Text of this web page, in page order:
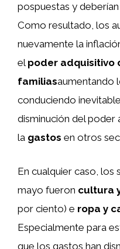
pospuestas y
Como resultado, los
nuevamente la
el poder adquisitivo
familiasaumentando
conduciendo
disminución del poder
la gastos en otros
En cualquier caso,
mayo fueron cultura
por ciento) e ropa y
Especialmente para
que los gastos han